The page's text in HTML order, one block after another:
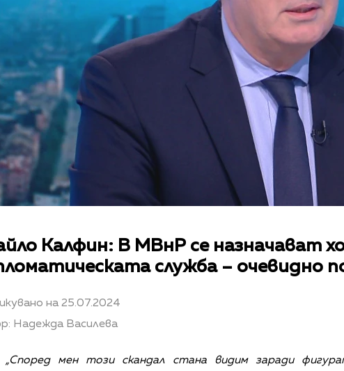
Калфин: В МВнР се назначават
служба – очевидно
на 25.07.2024
Надежда Василева
„Според мен този скандал стана видим заради